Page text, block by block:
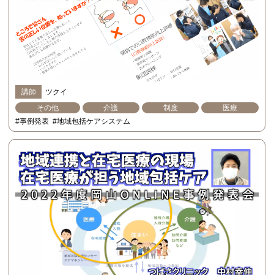
講師
ツクイ
その他
介護 制度
医療
#事例発表 #地域包括ケアシステム